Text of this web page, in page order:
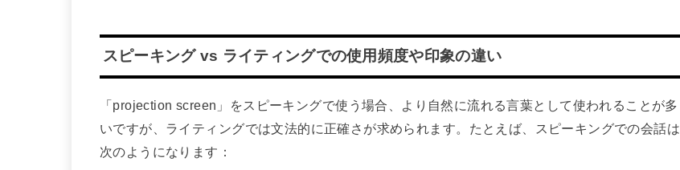
スピーキング vs ライティングでの使用頻度や印象の違い
「projection screen」をスピーキングで使う場合、より自然に流れる言葉として使われることが多
いですが、ライティングでは文法的に正確さが求められます。たとえば、スピーキングでの会話は
次のようになります：